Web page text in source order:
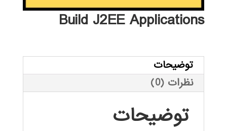
Build J2EE Applications
توضیحات
نظرات (0)
توضیحات